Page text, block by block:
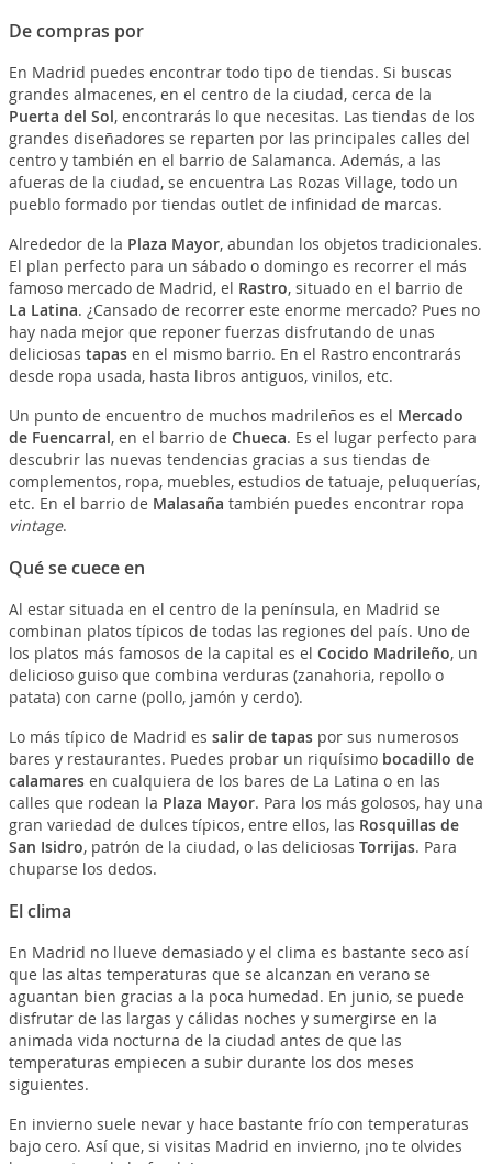
De compras por
En Madrid puedes encontrar todo tipo de tiendas. Si buscas
grandes almacenes, en el centro de la ciudad, cerca de la
Puerta del Sol, encontrarás lo que necesitas. Las tiendas de los
grandes diseñadores se reparten por las principales calles del
centro y también en el barrio de Salamanca. Además, a las
afueras de la ciudad, se encuentra Las Rozas Village, todo un
pueblo formado por tiendas outlet de infinidad de marcas.
Alrededor de la Plaza Mayor, abundan los objetos tradicionales.
El plan perfecto para un sábado o domingo es recorrer el más
famoso mercado de Madrid, el Rastro, situado en el barrio de
La Latina. ¿Cansado de recorrer este enorme mercado? Pues no
hay nada mejor que reponer fuerzas disfrutando de unas
deliciosas tapasen el mismo barrio. En el Rastro encontrarás
desde ropa usada, hasta libros antiguos, vinilos, etc.
Un punto de encuentro de muchos madrileños es el Mercado
de Fuencarral, en el barrio de Chueca. Es el lugar perfecto para
descubrir las nuevas tendencias gracias a sus tiendas de
complementos, ropa, muebles, estudios de tatuaje, peluquerías,
etc. En el barrio de Malasaña también puedes encontrar ropa
vintage.
Qué se cuece en
Al estar situada en el centro de la península, en Madrid se
combinan platos típicos de todas las regiones del país. Uno de
los platos más famosos de la capital es el Cocido Madrileño, un
delicioso guiso que combina verduras (zanahoria, repollo o
patata) con carne (pollo, jamón y cerdo).
Lo más típico de Madrid es salir de tapaspor sus numerosos
bares y restaurantes. Puedes probar un riquísimo bocadillo de
calamaresen cualquiera de los bares de La Latina o en las
calles que rodean la Plaza Mayor. Para los más golosos, hay una
gran variedad de dulces típicos, entre ellos, las Rosquillas de
San Isidro, patrón de la ciudad, o las deliciosas Torrijas. Para
chuparse los dedos.
El clima
En Madrid no llueve demasiado y el clima es bastante seco así
que las altas temperaturas que se alcanzan en verano se
aguantan bien gracias a la poca humedad. En junio, se puede
disfrutar de las largas y cálidas noches y sumergirse en la
animada vida nocturna de la ciudad antes de que las
temperaturas empiecen a subir durante los dos meses
siguientes.
En invierno suele nevar y hace bastante frío con temperaturas
bajo cero. Así que, si visitas Madrid en invierno, ¡no te olvides